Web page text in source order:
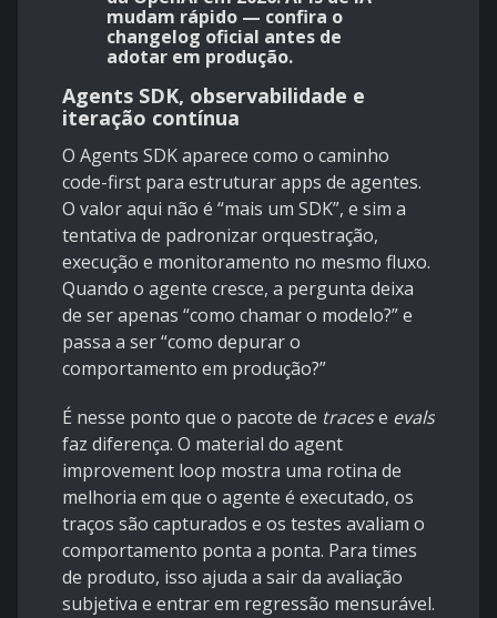
mudam rápido — confira o
changelog oficial antes de
adotar em produção.
Agents SDK, observabilidade e
iteração contínua
O Agents SDKaparece como o caminho
code-first para estruturar apps de agentes.
O valor aqui não é “mais um SDK”, e sim a
tentativa de padronizar orquestração,
execução e monitoramento no mesmo fluxo.
Quando o agente cresce, a pergunta deixa
de ser apenas “como chamar o modelo?” e
passa a ser “como depurar o
comportamento em produção?”
É nesse ponto que o pacote de tracese evals
faz diferença. O material do agent
improvement loop mostra uma rotina de
melhoria em que o agente é executado, os
traços são capturados e os testes avaliam o
comportamento ponta a ponta. Para times
de produto, isso ajuda a sair da avaliação
subjetiva e entrar em regressão mensurável.